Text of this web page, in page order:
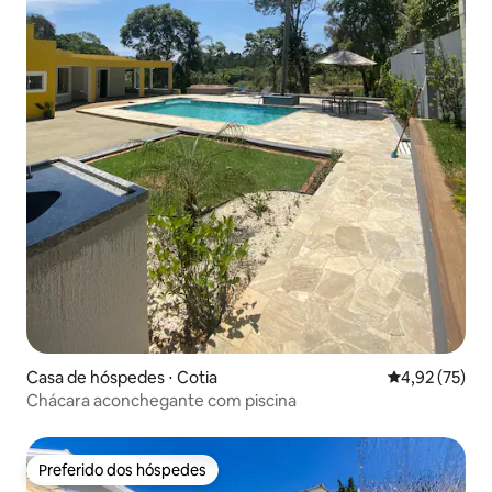
Casa de hóspedes ⋅ Cotia 4,92 de uma
4,92 (75)
Chácara aconchegante com piscina
Preferido dos hóspedes
Preferido dos hóspedes